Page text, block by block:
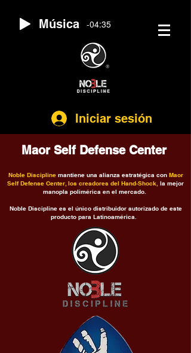
Música -04:35
®️
Iniciar sesión
Maor Self Defense Center
Noble Disciplinemantiene una alianza estratégica con Maor
Self Defense Center, los creadores del Hand-Shock, la mejor
manopla polimérica en el mercado.
Noble Discipline es el único distribuidor autorizado de este
producto para Latinoamérica.